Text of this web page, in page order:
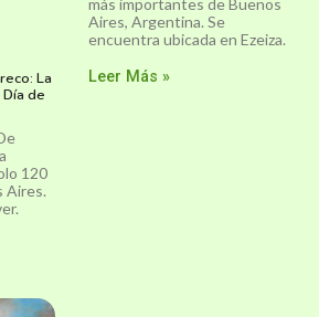
La
de
120
Aires.
Aires, Argentina. Se
encuentra ubicada en Ezeiza.
Leer Más »